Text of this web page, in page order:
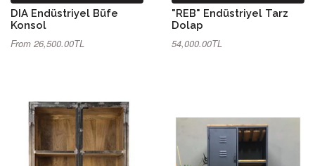
DIA Endüstriyel Büfe
Konsol
From 26,500.00TL
"REB" Endüstriyel Tarz
Dolap
54,000.00TL